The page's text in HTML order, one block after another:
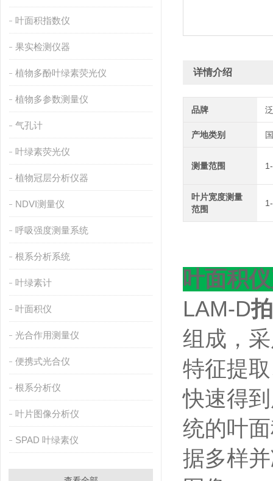
叶面积指数仪
果实检测仪器
植物多酚叶绿素荧光仪
植物多参数测量仪
气孔计
叶绿素荧光仪
植物冠层分析仪器
NDVI测量仪
呼吸强度测量系统
根系分析系统
叶绿素计
叶面积仪
光合作用测量仪
便携式光合仪
根系分析仪
叶片图像分析仪
SPAD 叶绿素仪
详情介绍
品牌
产地类别
测量范围
叶片宽度测量
范围
叶面积
LAM-D
组成，
特征提
快速得
统的叶
据多样